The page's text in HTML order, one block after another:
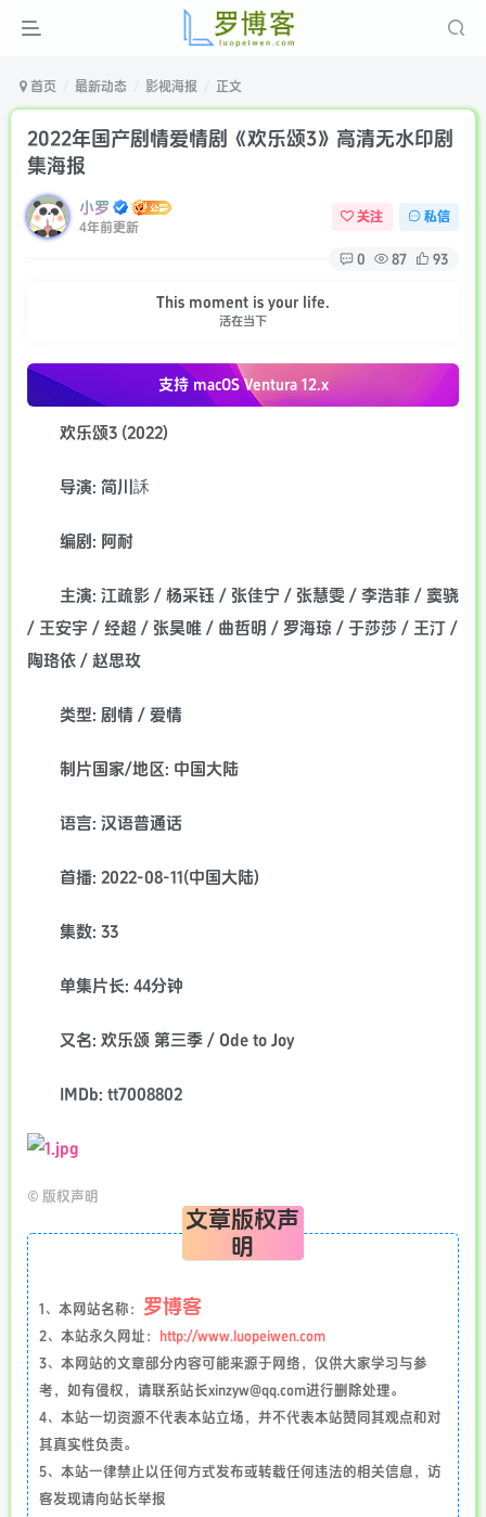
首页 最新动态 影视海报 正文
2022年国产剧情爱情剧《欢乐颂3》高清无水印剧
集海报
小罗
4年前更新
关注 私信
0 87 93
This moment is your life.
活在当下
支持 macOSVentura 12.x
欢乐颂3 (2022)
导演: 简川訸
编剧: 阿耐
主演: 江疏影 / 杨采钰 / 张佳宁 / 张慧雯 / 李浩菲 / 窦骁
/ 王安宇 / 经超 / 张昊唯 / 曲哲明 / 罗海琼 / 于莎莎 / 王汀 /
陶珞依 / 赵思玫
类型: 剧情 / 爱情
制片国家/地区: 中国大陆
语言: 汉语普通话
首播: 2022-08-11(中国大陆)
集数: 33
单集片长: 44分钟
又名: 欢乐颂 第三季 / Ode to Joy
IMDb: tt7008802
© 版权声明
文章版权声
明
1、本网站名称： 罗博客
2、本站永久网址：
http://www.luopeiwen.com
3、本网站的文章部分内容可能来源于网络，仅供大家学习与参
考，如有侵权，请联系站长xinzyw@qq.com进行删除处理。
4、本站一切资源不代表本站立场，并不代表本站赞同其观点和对
其真实性负责。
5、本站一律禁止以任何方式发布或转载任何违法的相关信息，访
客发现请向站长举报